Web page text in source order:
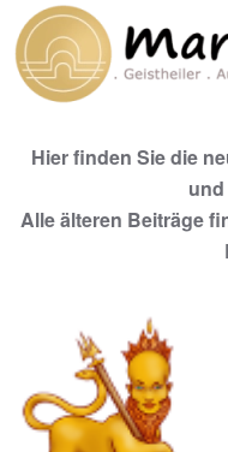
Zum Hauptinhalt
Hier finden Sie die
Alle älteren Beiträge